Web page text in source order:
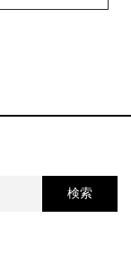
検索